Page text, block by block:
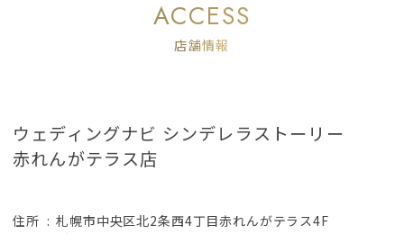
ACCESS
店舗情報
ウェディングナビ シンデレラストーリー
赤れんがテラス店
住所
札幌市中央区北2条西4丁目赤れんがテラス4F